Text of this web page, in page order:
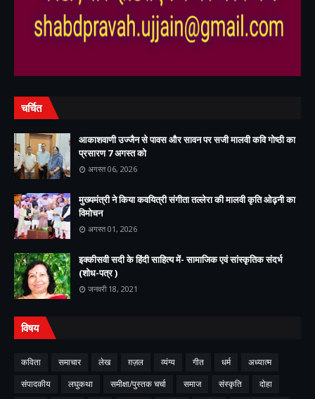
चर्चित
आकाशवाणी उज्जैन से पावस और सावन पर सजी मालवी कवि गोष्ठी का
प्रसारण 7 अगस्त को
अगस्त 06, 2026
मुख्यमंत्री ने किया कवयित्री संगीता तल्लेरा की मालवी कृति ओढ़नी का
विमोचन
अगस्त 01, 2026
इक्कीसवी सदी के हिंदी साहित्य में- सामाजिक एवं सांस्कृतिक संदर्भ
(शोध-पत्र )
जनवरी 18, 2021
विषय
कविता समाचार लेख ग़ज़ल व्यंग्य गीत धर्म
अध्यात्म
संपादकीय
लघुकथा समीक्षा/पुस्तक चर्चा समाज संस्कृति दोहा